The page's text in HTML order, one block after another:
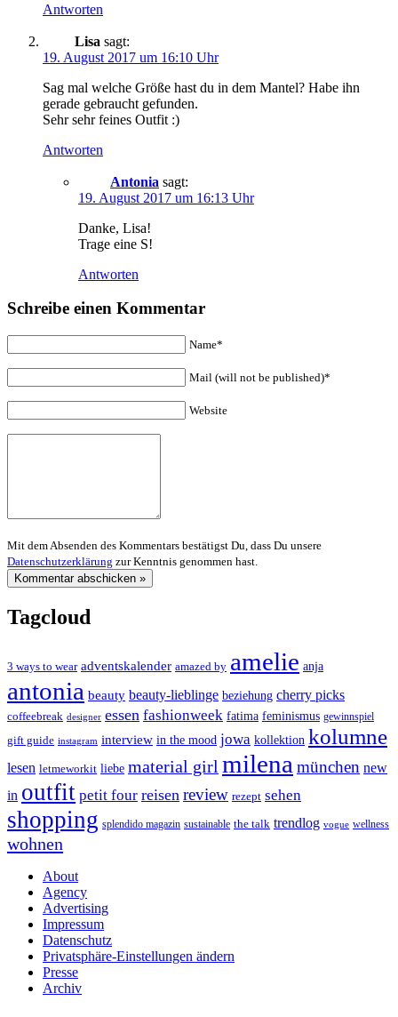
Antworten
Lisa sagt:
19. August 2017 um 16:10 Uhr
Sag mal welche Größe hast du in dem Mantel? Habe ihn
gerade gebraucht gefunden.
Sehr sehr feines Outfit :)
Antworten
Antonia sagt:
19. August 2017 um 16:13 Uhr
Danke, Lisa!
Trage eine S!
Antworten
Schreibe einen Kommentar
Name*
Mail (will not be published)*
Website
Mit dem Absenden des Kommentars bestätigst Du, dass Du unsere
Datenschutzerklärung zur Kenntnis genommen hast.
Tagcloud
3 ways to wear adventskalender amazed by amelie anja
antonia beauty beauty-lieblinge beziehung cherry picks
coffeebreak designer essen fashionweek fatima feminismus gewinnspiel
gift guide instagram interview in the mood jowa kollektion kolumne
lesen letmeworkit liebe material girl milena münchen new
in outfit petit four reisen review rezept sehen
shopping splendido magazin sustainable the talk trendlog vogue wellness
wohnen
About
Agency
Advertising
Impressum
Datenschutz
Privatsphäre-Einstellungen ändern
Presse
Archiv